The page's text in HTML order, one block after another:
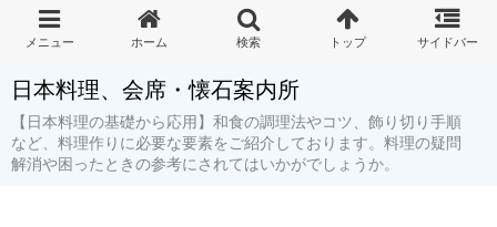
日本料理、会席・懐石案内所
【日本料理の基礎から応用】和食の調理法やコツ、飾り切り手順
など、料理作りに必要な要素をご紹介しております。料理の疑問
解消や困ったときの参考にされてはいかがでしょうか。